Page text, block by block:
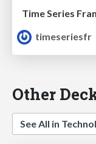
timeseriesfr
Other
See All in